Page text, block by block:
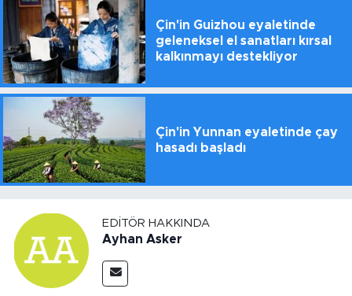
Çin'in Guizhou eyaletinde
geleneksel el sanatları kırsal
kalkınmayı destekliyor
Çin'in Yunnan eyaletinde çay
hasadı başladı
EDITÖR HAKKINDA
Ayhan Asker